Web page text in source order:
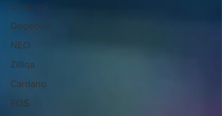
Chainlink
Dogecoin
NEO
Zilliqa
Cardano
EOS